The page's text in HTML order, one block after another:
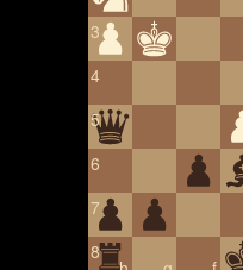
3
4
5
6
7
8